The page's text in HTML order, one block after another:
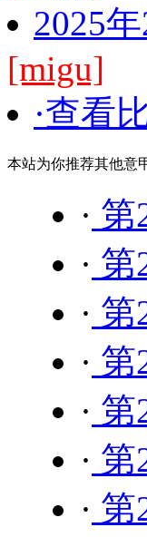
2025
[migu]
·查看
本站为你推荐其他意
· 第
· 第
· 第
· 第
· 第
· 第
· 第